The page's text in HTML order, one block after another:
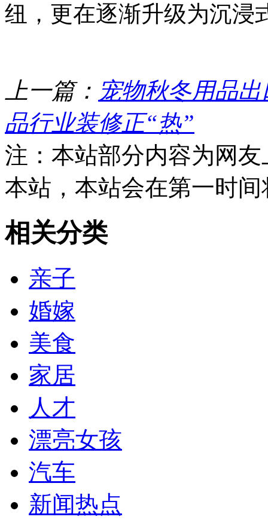
纽，更在逐渐升级为沉浸
上一篇： 宠物秋冬用品
品行业装修正“热”
注：本站部分内容为网
本站，本站会在第一时
相关分类
亲子
婚嫁
美食
家居
人才
漂亮女孩
汽车
新闻热点